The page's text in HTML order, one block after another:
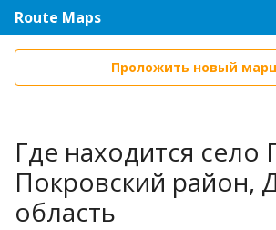
Route Maps
Проложить новый
Где находится село
Покровский район,
область